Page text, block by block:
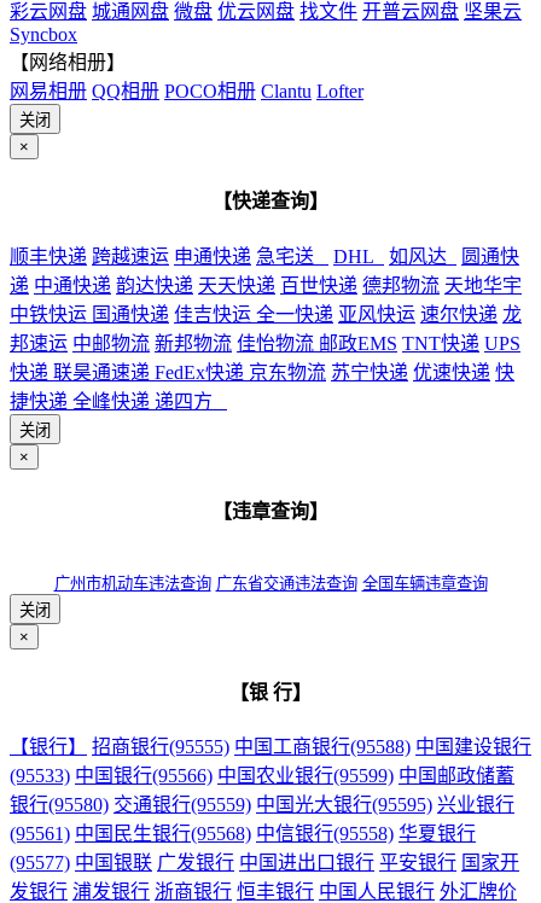
彩云网盘 城通网盘 微盘 优云网盘 找文件 开普云网盘 坚果云
Syncbox
【网络相册】
网易相册 QQ相册 POCO相册 Clantu Lofter
关闭
×
【快递查询】
顺丰快递 跨越速运 申通快递 急宅送 DHL 如风达
圆通快
递 中通快递 韵达快递 天天快递 百世快递 德邦物流 天地华宇
中铁快运 国通快递 佳吉快运 全一快递 亚风快运 速尔快递 龙
邦速运 中邮物流 新邦物流 佳怡物流 邮政EMS TNT快递 UPS
快递 联昊通速递 FedEx快递 京东物流 苏宁快递 优速快递 快
捷快递 全峰快递 递四方
关闭
×
【违章查询】
广州市机动车违法查询 广东省交通违法查询 全国车辆违章查询
关闭
×
【银 行】
【银行】 招商银行(95555) 中国工商银行(95588) 中国建设银行
(95533) 中国银行(95566) 中国农业银行(95599) 中国邮政储蓄
银行(95580) 交通银行(95559) 中国光大银行(95595) 兴业银行
(95561) 中国民生银行(95568) 中信银行(95558) 华夏银行
(95577) 中国银联 广发银行 中国进出口银行 平安银行 国家开
发银行 浦发银行 浙商银行 恒丰银行 中国人民银行 外汇牌价